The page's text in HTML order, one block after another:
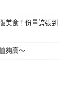
美食！份量誇張到
夠高～